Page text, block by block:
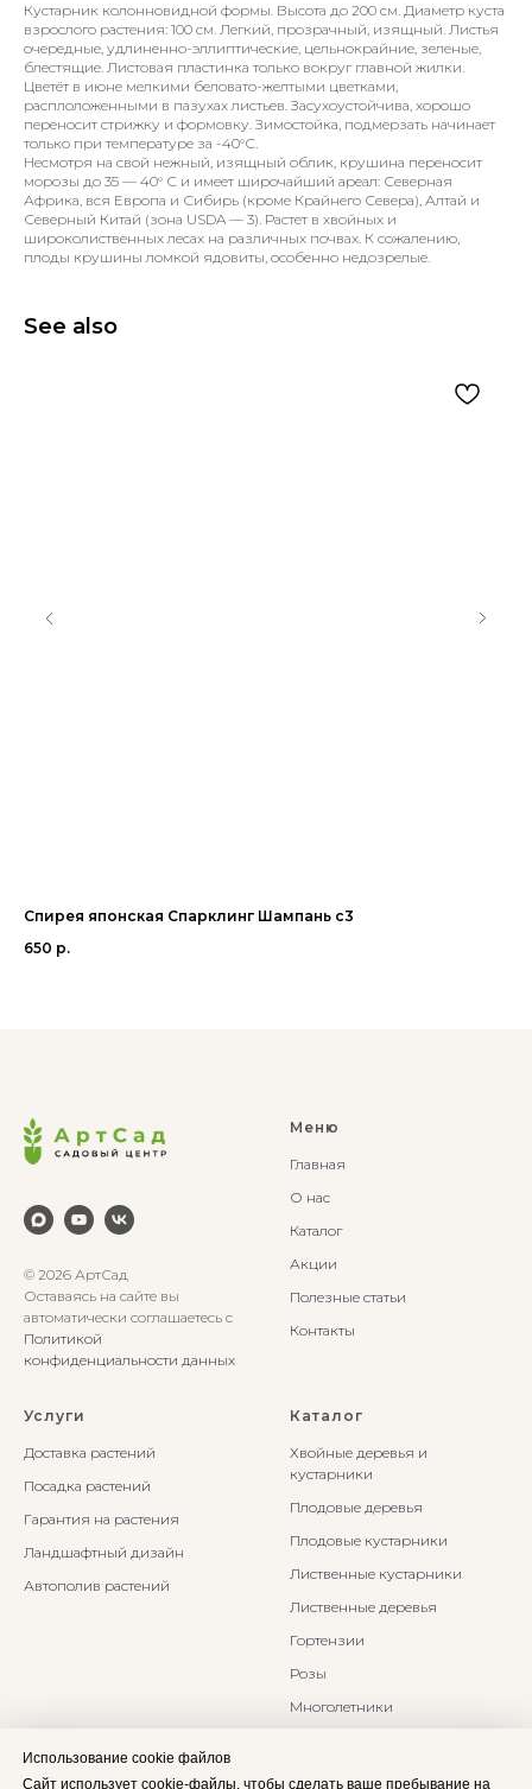
Кустарник колонновидной формы. Высота до 200 см. Диаметр куста
взрослого растения: 100 см. Легкий, прозрачный, изящный. Листья
очередные, удлиненно-эллиптические, цельнокрайние, зеленые,
блестящие. Листовая пластинка только вокруг главной жилки.
Цветёт в июне мелкими беловато-желтыми цветками,
расплоложенными в пазухах листьев. Засухоустойчива, хорошо
переносит стрижку и формовку. Зимостойка, подмерзать начинает
только при температуре за -40°С.
Несмотря на свой нежный, изящный облик, крушина переносит
морозы до 35 — 40° С и имеет широчайший ареал: Северная
Африка, вся Европа и Сибирь (кроме Крайнего Севера), Алтай и
Северный Китай (зона USDA — 3). Растет в хвойных и
широколиственных лесах на различных почвах. К сожалению,
плоды крушины ломкой ядовиты, особенно недозрелые.
See also
Спирея японская Спарклинг Шампань с3
650 р.
© 2026 АртСад
Оставаясь на сайте вы
автоматически соглашаетесь с
Политикой
конфиденциальности данных
Меню
Главная
О нас
Каталог
Акции
Полезные статьи
Контакты
Услуги
Доставка растений
Посадка растений
Гарантия на растения
Ландшафтный дизайн
Автополив растений
Каталог
Хвойные деревья и
кустарники
Плодовые деревья
Плодовые кустарники
Лиственные кустарники
Лиственные деревья
Гортензии
Розы
Многолетники
Использование cookie файлов
Сайт использует cookie-файлы, чтобы сделать ваше пребывание на